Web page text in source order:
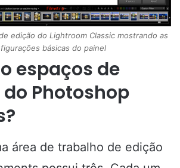
edição do Lightroom Classic mostrando as
básicas do painel
espaços de
Photoshop
área de trabalho de edição